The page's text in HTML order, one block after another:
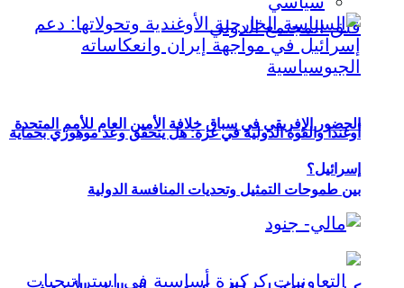
الحضور الإفريقي في سباق خلافة الأمين العام للأمم المتحدة
بين طموحات التمثيل وتحديات المنافسة الدولية
أوغندا والقوة الدولية في غزة: هل يتحقق وعد موهوزي بحماية
إسرائيل؟